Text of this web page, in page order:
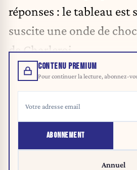
réponses : le tableau est
suscite une onde de
de Charleroi.
CONTENU PREMIUM
Pour continuer la lecture, abonnez-
ABONNEMENT
Annuel